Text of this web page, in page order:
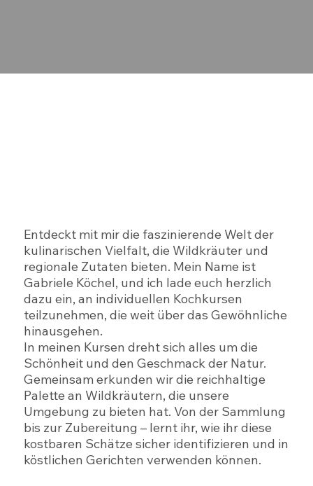
Entdeckt mit mir die faszinierende Welt der
kulinarischen Vielfalt, die Wildkräuter und
regionale Zutaten bieten. Mein Name ist
Gabriele Köchel, und ich lade euch herzlich
dazu ein, an individuellen Kochkursen
teilzunehmen, die weit über das Gewöhnliche
hinausgehen.
In meinen Kursen dreht sich alles um die
Schönheit und den Geschmack der Natur.
Gemeinsam erkunden wir die reichhaltige
Palette an Wildkräutern, die unsere
Umgebung zu bieten hat. Von der Sammlung
bis zur Zubereitung – lernt ihr, wie ihr diese
kostbaren Schätze sicher identifizieren und in
köstlichen Gerichten verwenden können.